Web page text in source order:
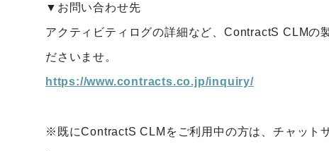
▼お問い合わせ先
アクティビティログの詳細など、ContractS CLMの
ださいませ。
https://www.contracts.co.jp/inquiry/
※既にContractS CLMをご利用中の方は、 チャット